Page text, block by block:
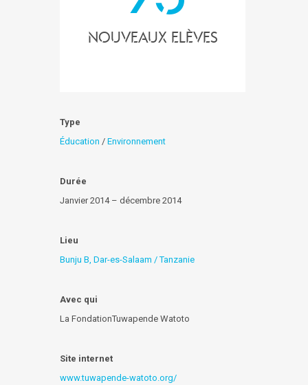
nouveaux elèves
Type
Éducation / Environnement
Durée
Janvier 2014 – décembre 2014
Lieu
Bunju B, Dar-es-Salaam / Tanzanie
Avec qui
La FondationTuwapende Watoto
Site internet
www.tuwapende-watoto.org/